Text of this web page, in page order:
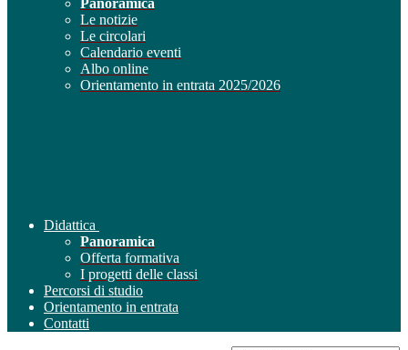
Panoramica
Le notizie
Le circolari
Calendario eventi
Albo online
Orientamento in entrata 2025/2026
Didattica
Panoramica
Offerta formativa
I progetti delle classi
Percorsi di studio
Orientamento in entrata
Contatti